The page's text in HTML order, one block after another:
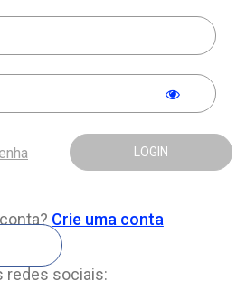
LOGIN
Crie uma conta
redes sociais: